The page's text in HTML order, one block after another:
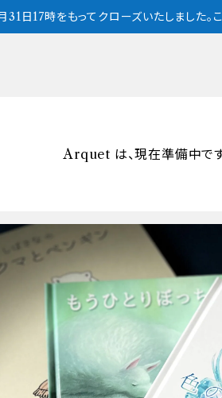
日17時をもってクローズいたしました。
Arquet は、現在準備中です